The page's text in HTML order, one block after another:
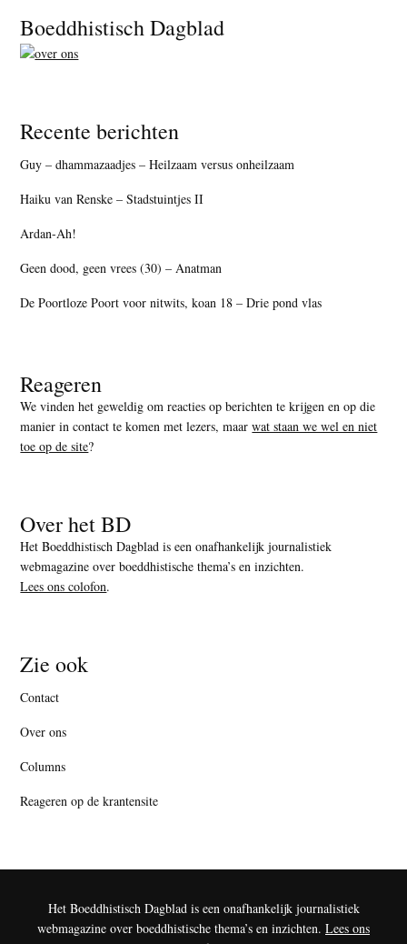
Footer
Boeddhistisch Dagblad
Recente berichten
Guy – dhammazaadjes – Heilzaam versus onheilzaam
Haiku van Renske – Stadstuintjes II
Ardan-Ah!
Geen dood, geen vrees (30) – Anatman
De Poortloze Poort voor nitwits, koan 18 – Drie pond vlas
Reageren
We vinden het geweldig om reacties op berichten te krijgen en op die
manier in contact te komen met lezers, maarwat staan we wel en niet
toe op de site?
Over het BD
Het Boeddhistisch Dagblad is een onafhankelijk journalistiek
webmagazine over boeddhistische thema’s en inzichten.
Lees ons colofon.
Zie ook
Contact
Over ons
Columns
Reageren op de krantensite
Het Boeddhistisch Dagblad is een onafhankelijk journalistiek
webmagazine over boeddhistische thema’s en inzichten. Lees ons